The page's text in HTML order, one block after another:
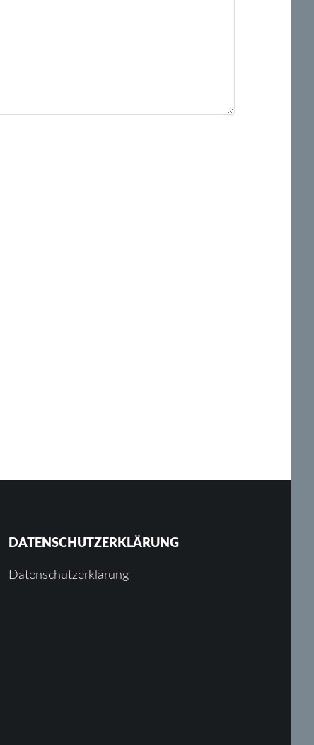
DATENSCHUTZERKLÄRUNG
Datenschutzerklärung